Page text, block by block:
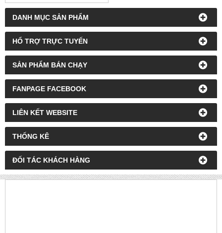
DANH MỤC SẢN PHẨM
HỔ TRỢ TRỰC TUYẾN
SẢN PHẨM BÁN CHẠY
FANPAGE FACEBOOK
LIÊN KẾT WEBSITE
THỐNG KÊ
ĐỐI TÁC KHÁCH HÀNG